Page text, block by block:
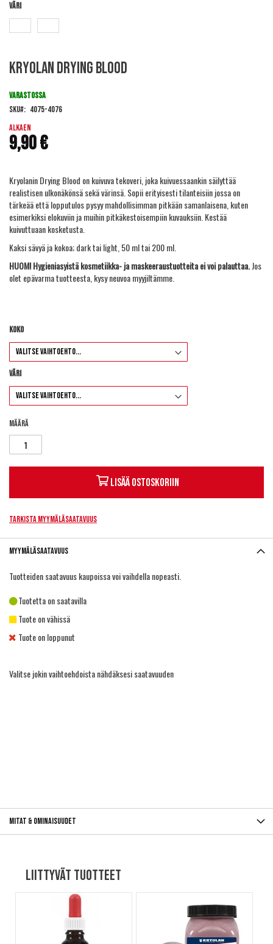
Väri
to
beginning
the
images
gallery
Kryolan Drying Blood
Alkaen
9,90 €
VARASTOSSA
SKU
4075-4076
Kryolanin Drying Blood on kuivuva tekoveri, joka kuivuessaankin säilyttää
realistisen ulkonäkönsä sekä värinsä. Sopii erityisesti tilanteisiin jossa on
tärkeää että lopputulos pysyy mahdollisimman pitkään samanlaisena, kuten
esimerkiksi elokuviin ja muihin pitkäkestoisempiin kuvauksiin. Kestää
kuivuttuaan kosketusta.
Kaksi sävyä ja kokoa; dark tai light, 50 ml tai 200 ml.
HUOM! Hygieniasyistä kosmetiikka- ja maskeeraustuotteita ei voi palauttaa.Jos
olet epävarma tuotteesta, kysy neuvoa myyjiltämme.
Koko
Väri
Määrä
Lisää ostoskoriin
Tarkista myymäläsaatavuus
Myymäläsaatavuus
Tuotteiden saatavuus kaupoissa voi vaihdella nopeasti.
Tuotetta on saatavilla
Tuote on vähissä
Tuote on loppunut
Valitse jokin vaihtoehdoista nähdäksesi saatavuuden
Mitat & ominaisuudet
Liittyvät tuotteet